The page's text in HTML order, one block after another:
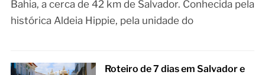
Bahia, a cerca de 42 km de Salvador. Conhecida pela
histórica Aldeia Hippie, pela unidade do
Roteiro de 7 dias em Salvador e